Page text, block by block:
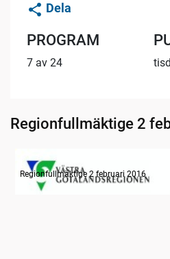
Dela
PROGRAM
7 av 24
Regionfullmäktige 2
Information om dagens
Regionfullmäktige 2 februari 2016